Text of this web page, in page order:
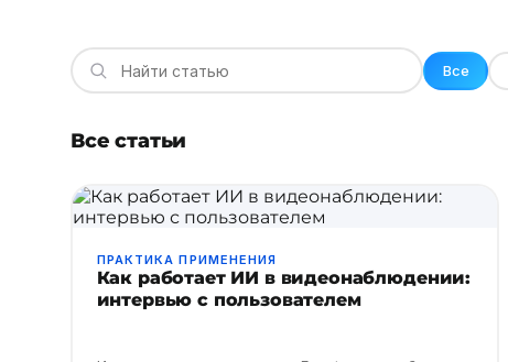
Все
Все статьи
ПРАКТИКА ПРИМЕНЕНИЯ
Как работает ИИ в видеонаблюдении:
интервью с пользователем